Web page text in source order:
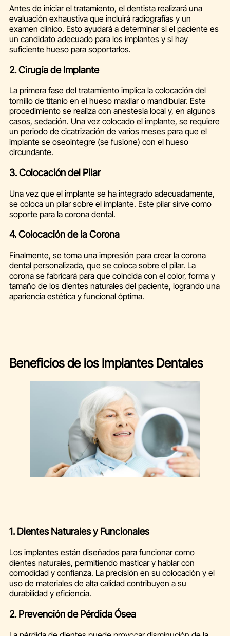
Antes de iniciar el tratamiento, el dentista realizará una
evaluación exhaustiva que incluirá radiografías y un
examen clínico. Esto ayudará a determinar si el paciente es
un candidato adecuado para los implantes y si hay
suficiente hueso para soportarlos.
2. Cirugía de Implante
La primera fase del tratamiento implica la colocación del
tornillo de titanio en el hueso maxilar o mandibular. Este
procedimiento se realiza con anestesia local y, en algunos
casos, sedación. Una vez colocado el implante, se requiere
un periodo de cicatrización de varios meses para que el
implante se oseointegre (se fusione) con el hueso
circundante.
3. Colocación del Pilar
Una vez que el implante se ha integrado adecuadamente,
se coloca un pilar sobre el implante. Este pilar sirve como
soporte para la corona dental.
4. Colocación de la Corona
Finalmente, se toma una impresión para crear la corona
dental personalizada, que se coloca sobre el pilar. La
corona se fabricará para que coincida con el color, forma y
tamaño de los dientes naturales del paciente, logrando una
apariencia estética y funcional óptima.
Beneficios de los Implantes Dentales
1. Dientes Naturales y Funcionales
Los implantes están diseñados para funcionar como
dientes naturales, permitiendo masticar y hablar con
comodidad y confianza. La precisión en su colocación y el
uso de materiales de alta calidad contribuyen a su
durabilidad y eficiencia.
2. Prevención de Pérdida Ósea